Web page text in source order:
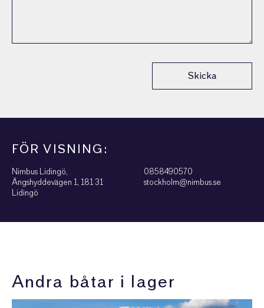
Skicka
FÖR VISNING:
Nimbus Lidingö,
Ängshyddevägen 1, 181 31
Lidingö
0858490570
stockholm@nimbus.se
Andra båtar i lager